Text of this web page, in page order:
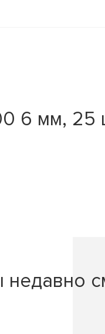
6 мм, 25
недавно